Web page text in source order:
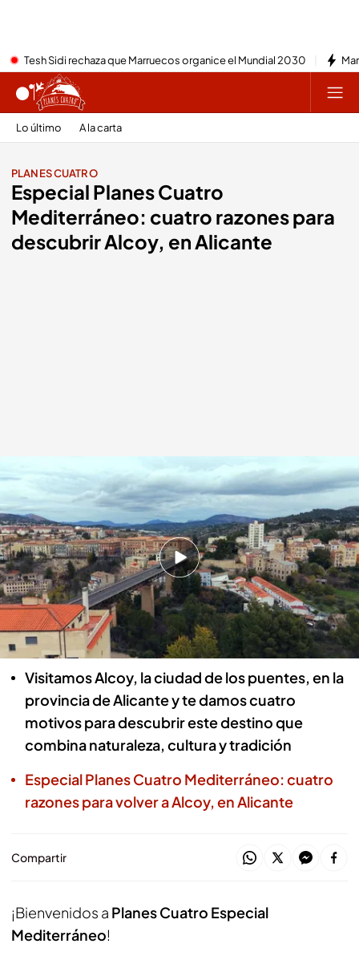
Tesh Sidi rechaza que Marruecos organice el Mundial 2030
Lo último A la carta
PLANES CUATRO
Especial Planes Cuatro
Mediterráneo: cuatro razones para
descubrir Alcoy, en Alicante
¡No te pierdas el primer programa de Planes Cuatro Mediterráneo!
Cuatro.com
cuatro.com
26 DIC 2025 - 12:19h.
Esta semana, Planes Cuatro se gira hacia el
Mediterráneo, y en ese apasionante viaje te
damos razones para descubrir, viajar y volver a
la Comunitat Valenciana
Visitamos Alcoy, la ciudad de los puentes, en la
provincia de Alicante y te damos cuatro
motivos para descubrir este destino que
combina naturaleza, cultura y tradición
Especial Planes Cuatro Mediterráneo: cuatro
razones para volver a Alcoy, en Alicante
Compartir
¡Bienvenidos a Planes Cuatro Especial
Mediterráneo!